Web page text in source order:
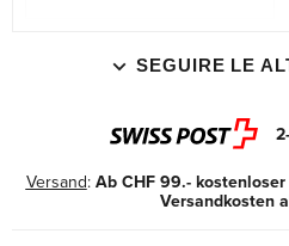
SEGUIRE LE
Versand: Ab CHF 99.-
Versandkosten